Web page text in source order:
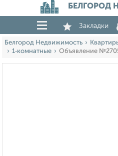
БЕЛГОРОД
Закладки
Белгород Недвижимость
1‑комнатные
Объявление